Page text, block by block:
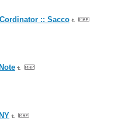
:: Sacco